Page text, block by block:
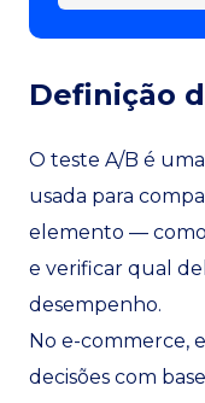
Definição
O teste A/B é
usada para
elemento —
e verificar qual
desempenho.
No e-commerce,
decisões com